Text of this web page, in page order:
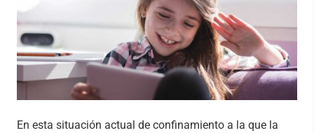
En esta situación actual de confinamiento a la que la